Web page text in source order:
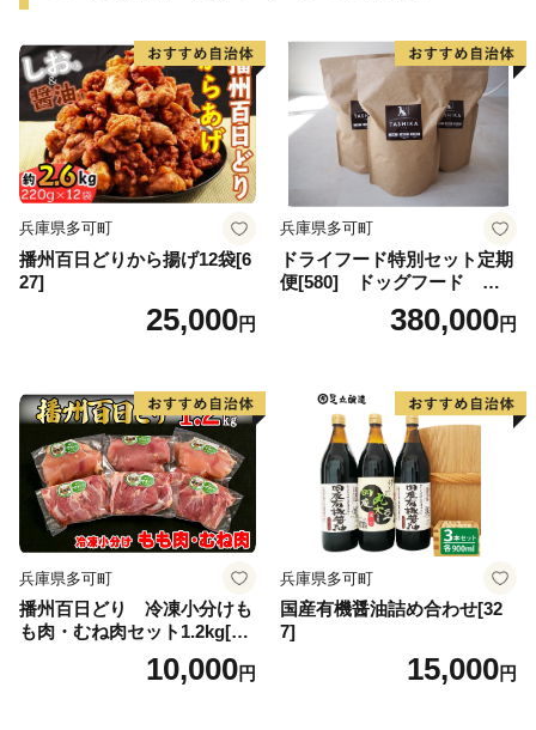
兵庫県多可町
播州百日どりから揚げ12袋[6
27]
25,000円
兵庫県多可町
ドライフード特別セット定期
便[580] ドッグフード 無
380,000円
兵庫県多可町
播州百日どり 冷凍小分けも
も肉・むね肉セット1.2kg[66
10,000円
兵庫県多可町
国産有機醤油詰め合わせ[32
7]
15,000円